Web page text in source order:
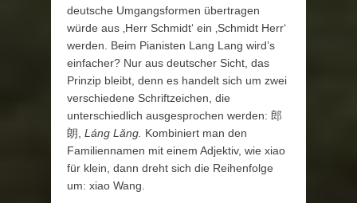
deutsche Umgangsformen übertragen
würde aus ‚Herr Schmidt‘ ein ‚Schmidt Herr‘
werden. Beim Pianisten Lang Lang wird’s
einfacher? Nur aus deutscher Sicht, das
Prinzip bleibt, denn es handelt sich um zwei
verschiedene Schriftzeichen, die
unterschiedlich ausgesprochen werden: 郎
朗, Láng Lǎng. Kombiniert man den
Familiennamen mit einem Adjektiv, wie xiao
für klein, dann dreht sich die Reihenfolge
um: xiao Wang.